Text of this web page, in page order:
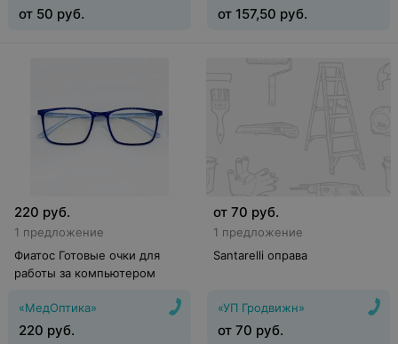
от 50 руб. от 157,50 руб.
220 руб.
1 предложение
Фиатос Готовые очки для
работы за компьютером
«МедОптика»
220 руб.
от 70 руб.
1 предложение
Santarelli оправа
«УП Гродвижн»
от 70 руб.